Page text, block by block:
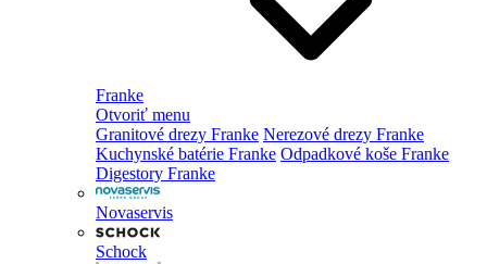
Franke
Otvoriť menu
Granitové drezy Franke Nerezové drezy Franke
Kuchynské batérie Franke Odpadkové koše Franke
Digestory Franke
Novaservis
Schock